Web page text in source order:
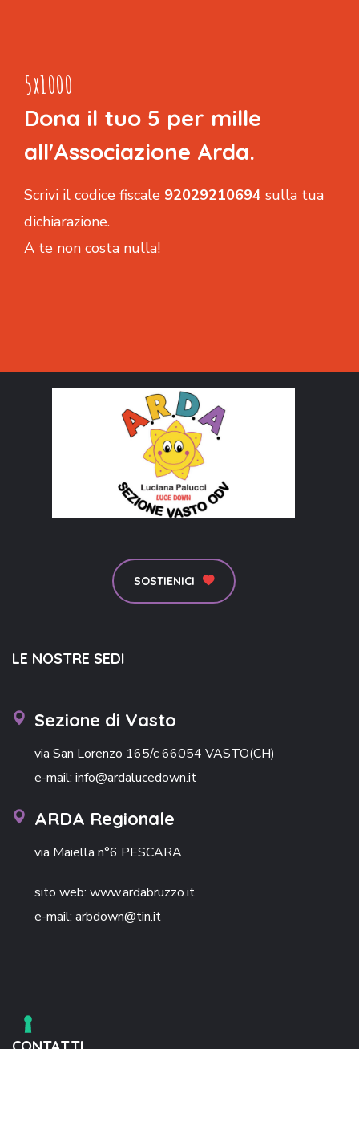
5x1000
Dona il tuo 5 per mille
all'Associazione Arda.
Scrivi il codice fiscale 92029210694 sulla tua
dichiarazione.
A te non costa nulla!
SOSTIENICI
LE NOSTRE SEDI
Sezione di Vasto
via San Lorenzo 165/c 66054 VASTO(CH)
e-mail: info@ardalucedown.it
ARDA Regionale
via Maiella n°6 PESCARA
sito web: www.ardabruzzo.it
e-mail: arbdown@tin.it
CONTATTI